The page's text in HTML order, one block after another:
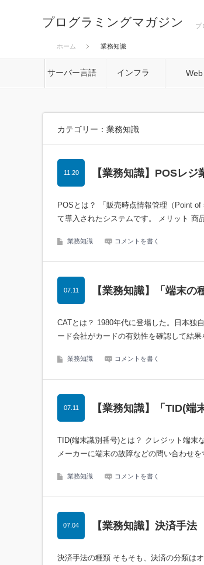
プログラミングマガジン プ
ホーム 業務知識
サーバー言語 インフラ Web
カテゴリー：業務知識
11.20 【業務知識】POSレジ
POSとは？ 「販売時点情報管理（Point
て導入されたシステムです。 メリット
業務知識 コメントを書く
07.11 【業務知識】「端末
CATとは？ 1980年代に登場した。日本独
ード会社がカードの有効性を確認して結
業務知識 コメントを書く
07.11 【業務知識】「TID(
TID(端末識別番号)とは？ クレジット端末
メーカーに端末の故障などの問い合わせ
業務知識 コメントを書く
07.04 【業務知識】決済手法
決済手法の種類 そもそも、決済の分類は